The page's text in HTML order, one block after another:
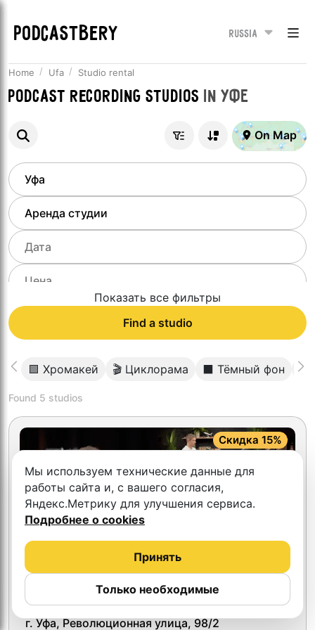
PODCASTBERY Russia
Home Ufa Studio rental
Podcast recording studios inУфе
On Map
Показать все фильтры
Find a studio
🟩 Хромакей 🎬 Циклорама ⬛️ Тёмный фон
Found 5 studios
Скидка 15%
Два стула 4.7
г. Уфа, Революционная улица, 98/2
Мы используем технические данные для
работы сайта и, с вашего согласия,
Яндекс.Метрику для улучшения сервиса.
Подробнее о cookies
Только необходимые
Принять